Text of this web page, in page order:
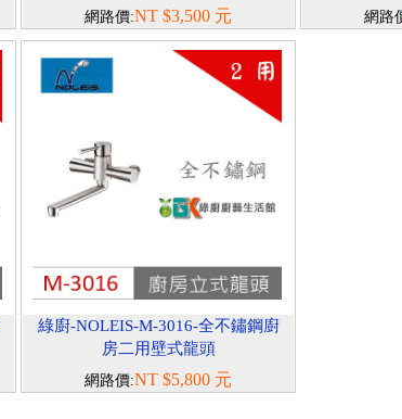
網路價:NT $3,500 元 網路
綠廚-NOLEIS-M-3016-全不鏽鋼廚
房二用壁式龍頭
網路價:NT $5,800 元